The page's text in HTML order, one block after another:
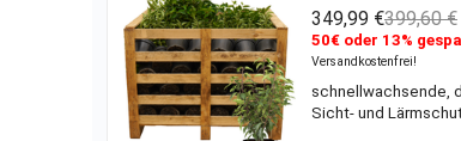
349,99 €399,60 €
50€ oder 13%
Versandkostenfrei!
schnellwachsende,
Sicht- und